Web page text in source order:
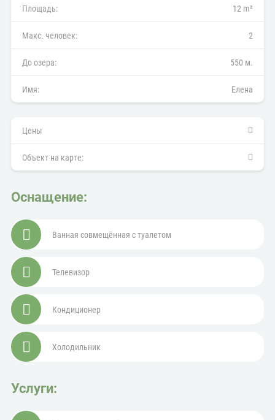
Площадь: 12 m²
Макс. человек: 2
До озера: 550 м.
Имя: Елена
Цены
Объект на карте:
Оснащение:
Ванная совмещённая с туалетом
Телевизор
Кондиционер
Холодильник
Услуги: